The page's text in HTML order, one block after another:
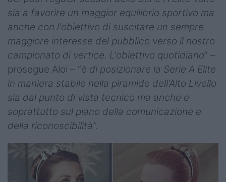
sia a favorire un maggior equilibrio sportivo ma
anche con l'obiettivo di suscitare un sempre
maggiore interesse del pubblico verso il nostro
campionato di vertice. L'obiettivo quotidiano” –
prosegue Aloi – “è di posizionare la Serie A Elite
in maniera stabile nella piramide dell'Alto Livello
sia dal punto di vista tecnico ma anche e
soprattutto sul piano della comunicazione e
della riconoscibilità”.